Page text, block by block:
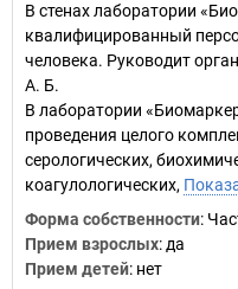
В стенах лаборатории
квалифицированный
человека. Руководит
А. Б.
В лаборатории
проведения целого
серологических,
коагулологических,
Форма собственности:
Прием взрослых: да
Прием детей: нет